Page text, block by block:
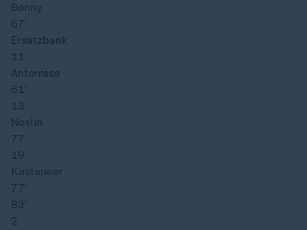
Bonny
67′
Ersatzbank
11
Antonisse
61′
13
Noslin
77′
19
Kastaneer
77′
83′
2